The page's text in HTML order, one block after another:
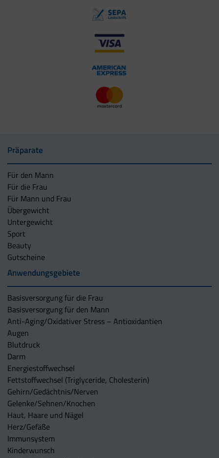
Präparate
Für den Mann
Für die Frau
Für Mann und Frau
Übergewicht
Untergewicht
Sport
Beauty
Gutscheine
Anwendungsgebiete
Basisversorgung für die Frau
Basisversorgung für den Mann
Anti-Aging/Oxidativer Stress – Antioxidantien
Augen
Blutdruck
Darm
Energiestoffwechsel
Fettstoffwechsel (Triglyceride, Cholesterin)
Gehirn/Gedächtnis/Nerven
Gelenke/Sehnen/Knochen
Haut, Haare und Nägel
Herz/Gefäße
Immunsystem
Kinderwunsch